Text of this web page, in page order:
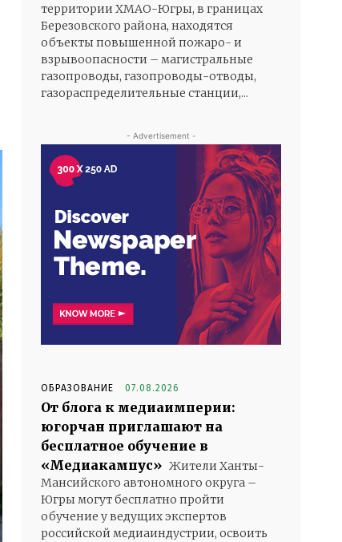
территории ХМАО-Югры, в границах
Березовского района, находятся
объекты повышенной пожаро- и
взрывоопасности – магистральные
газопроводы, газопроводы-отводы,
газораспределительные станции,...
- Advertisement -
ОБРАЗОВАНИЕ 07.08.2026
От блога к медиаимперии:
югорчан приглашают на
бесплатное обучение в
«Медиакампус» Жители Ханты-
Мансийского автономного округа –
Югры могут бесплатно пройти
обучение у ведущих экспертов
российской медиаиндустрии, освоить